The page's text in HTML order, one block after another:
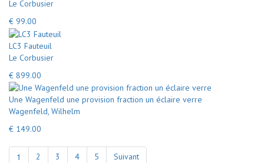
Le Corbusier
€ 99.00
LC3 Fauteuil
Le Corbusier
€ 899.00
Une Wagenfeld une provision fraction un éclaire verre
Wagenfeld, Wilhelm
€ 149.00
1 2 3 4 5 Suivant